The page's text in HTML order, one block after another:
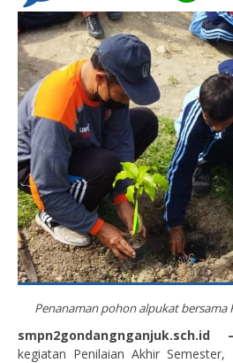
Penanaman pohon alpukat bersama
kegiatan Penilaian Akhir